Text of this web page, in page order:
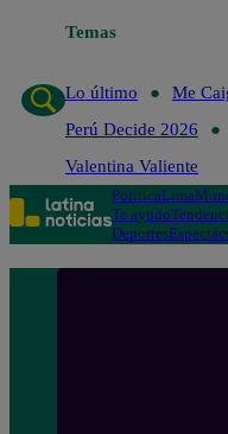
Temas
Lo último
Me
Perú Decide 2026
Valentina Valiente
PolíticaLima
Te ayudo
Deportes